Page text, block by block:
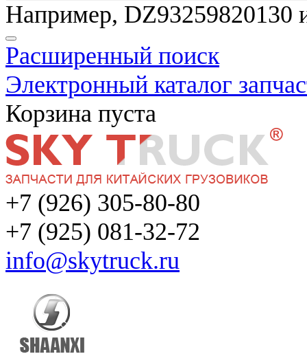
Например, DZ93259820130
Расширенный поиск
Электронный каталог
Корзина пуста
+7 (926) 305-80-80
+7 (925) 081-32-72
info@skytruck.ru